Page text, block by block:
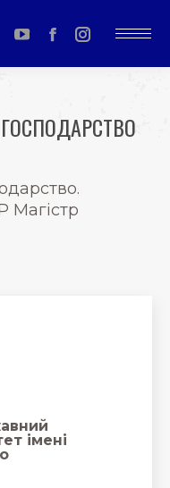
YouTube
page
in
Facebook
page
in
Instagram
page
in
Магістр
імені